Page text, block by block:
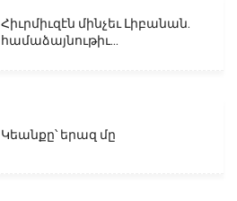
Հիւրմիւզէն մինչեւ Լիբանան.
համաձայնութիւ...
Կեանքը՝ երազ մը